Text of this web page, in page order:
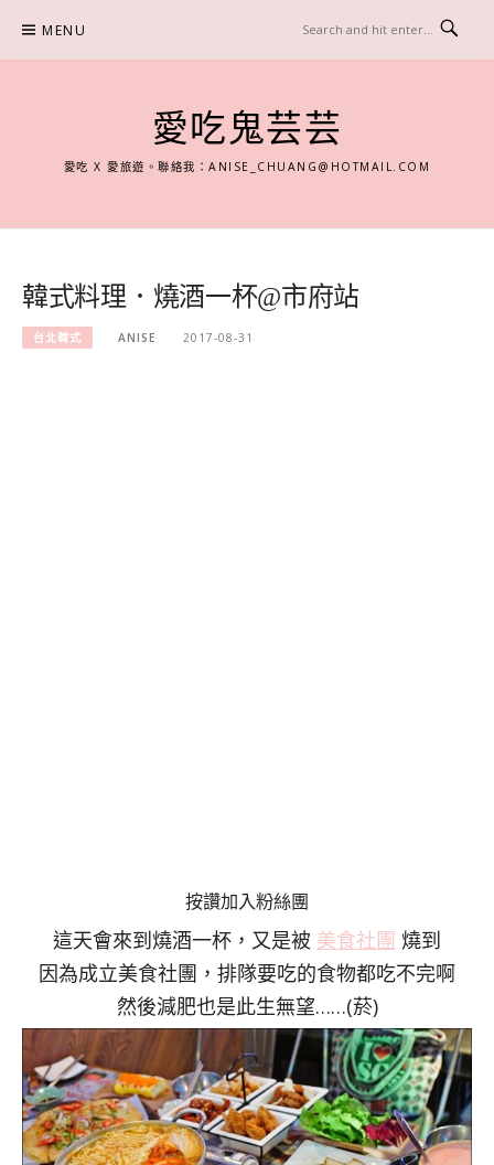
content
MENU
愛吃鬼芸芸
愛吃 X 愛旅遊。聯絡我：ANISE_CHUANG@HOTMAIL.COM
韓式料理．燒酒一杯@市府站
台北韓式 ANISE 2017-08-31
按讚加入粉絲團
這天會來到燒酒一杯，又是被 美食社團 燒到
因為成立美食社團，排隊要吃的食物都吃不完啊
然後減肥也是此生無望……(菸)